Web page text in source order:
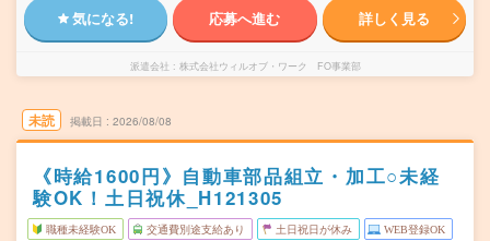
気になる! 応募へ進む 詳しく見る
派遣会社 株式会社ウィルオブ・ワーク FO事業部
未読 掲載日 2026/08/08
《時給1600円》自動車部品組立・加工○未経
験OK！土日祝休_H121305
職種未経験OK 交通費別途支給あり 土日祝日が休み WEB登録OK